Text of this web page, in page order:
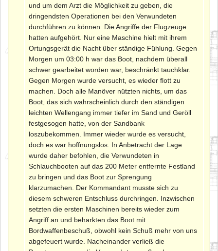
und um dem Arzt die Möglichkeit zu geben, die
dringendsten Operationen bei den Verwundeten
durchführen zu können. Die Angriffe der Flugzeuge
hatten aufgehört. Nur eine Maschine hielt mit ihrem
Ortungsgerät die Nacht über ständige Fühlung. Gegen
Morgen um 03:00 h war das Boot, nachdem überall
schwer gearbeitet worden war, beschränkt tauchklar.
Gegen Morgen wurde versucht, es wieder flott zu
machen. Doch alle Manöver nützten nichts, um das
Boot, das sich wahrscheinlich durch den ständigen
leichten Wellengang immer tiefer im Sand und Geröll
festgesogen hatte, von der Sandbank
loszubekommen. Immer wieder wurde es versucht,
doch es war hoffnungslos. In Anbetracht der Lage
wurde daher befohlen, die Verwundeten in
Schlauchbooten auf das 200 Meter entfernte Festland
zu bringen und das Boot zur Sprengung
klarzumachen. Der Kommandant musste sich zu
diesem schweren Entschluss durchringen. Inzwischen
setzten die ersten Maschinen bereits wieder zum
Angriff an und beharkten das Boot mit
Bordwaffenbeschuß, obwohl kein Schuß mehr von uns
abgefeuert wurde. Nacheinander verließ die